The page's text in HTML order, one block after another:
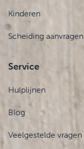
Kinderen
Scheiding aanvragen
Service
Hulplijnen
Blog
Veelgestelde vragen